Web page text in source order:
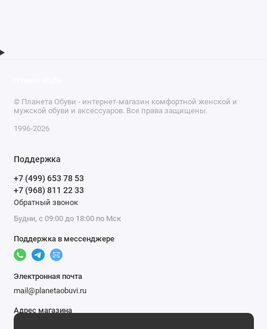
© Планета Обуви - интернет-магазин комфортной женской и
мужской обуви и аксессуаров. Все права защищены.
1996-2026
Поддержка
+7 (499) 653 78 53
+7 (968) 811 22 33
Обратный звонок
Будни, с 09:00 до 18:00 по Мск
Поддержка в мессенджере
Электронная почта
mail@planetaobuvi.ru
Адрес магазина